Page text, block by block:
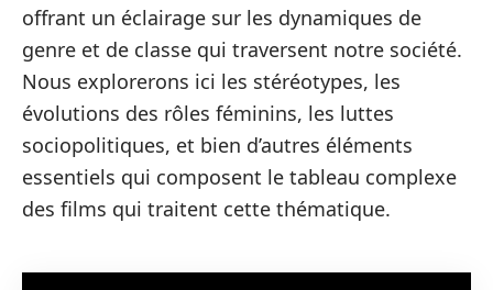
offrant un éclairage sur les dynamiques de
genre et de classe qui traversent notre société.
Nous explorerons ici les stéréotypes, les
évolutions des rôles féminins, les luttes
sociopolitiques, et bien d’autres éléments
essentiels qui composent le tableau complexe
des films qui traitent cette thématique.